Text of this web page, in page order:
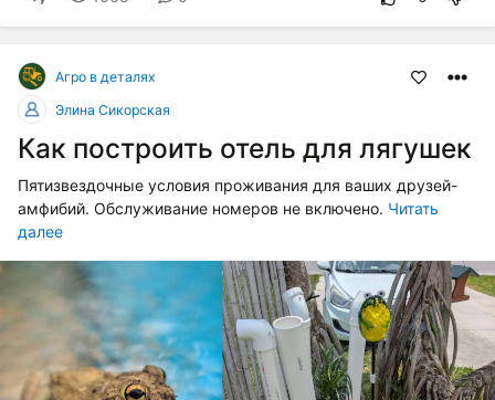
Агро в деталях
Элина Сикорская
Как построить отель для лягушек
Пятизвездочные условия проживания для ваших друзей-
амфибий. Обслуживание номеров не включено. Читать
далее